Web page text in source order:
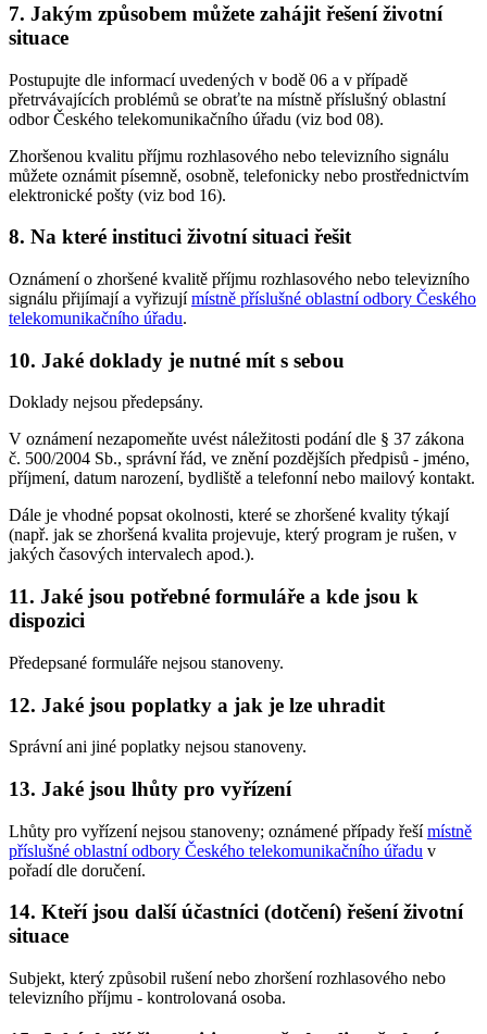
7. Jakým způsobem můžete zahájit řešení životní
situace
Postupujte dle informací uvedených v bodě 06 a v případě
přetrvávajících problémů se obraťte na místně příslušný oblastní
odbor Českého telekomunikačního úřadu (viz bod 08).
Zhoršenou kvalitu příjmu rozhlasového nebo televizního signálu
můžete oznámit písemně, osobně, telefonicky nebo prostřednictvím
elektronické pošty (viz bod 16).
8. Na které instituci životní situaci řešit
Oznámení o zhoršené kvalitě příjmu rozhlasového nebo televizního
signálu přijímají a vyřizujímístně příslušné oblastní odbory Českého
telekomunikačního úřadu.
10. Jaké doklady je nutné mít s sebou
Doklady nejsou předepsány.
V oznámení nezapomeňte uvést náležitosti podání dle § 37 zákona
č. 500/2004 Sb., správní řád, ve znění pozdějších předpisů - jméno,
příjmení, datum narození, bydliště a telefonní nebo mailový kontakt.
Dále je vhodné popsat okolnosti, které se zhoršené kvality týkají
(např. jak se zhoršená kvalita projevuje, který program je rušen, v
jakých časových intervalech apod.).
11. Jaké jsou potřebné formuláře a kde jsou k
dispozici
Předepsané formuláře nejsou stanoveny.
12. Jaké jsou poplatky a jak je lze uhradit
Správní ani jiné poplatky nejsou stanoveny.
13. Jaké jsou lhůty pro vyřízení
Lhůty pro vyřízení nejsou stanoveny; oznámené případy řešímístně
příslušné oblastní odbory Českého telekomunikačního úřadu v
pořadí dle doručení.
14. Kteří jsou další účastníci (dotčení) řešení životní
situace
Subjekt, který způsobil rušení nebo zhoršení rozhlasového nebo
televizního příjmu - kontrolovaná osoba.